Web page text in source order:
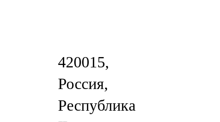
420015,
Россия,
Республика